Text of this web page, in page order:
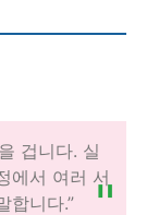
겁니다. 실
에서 여러 서
합니다.”